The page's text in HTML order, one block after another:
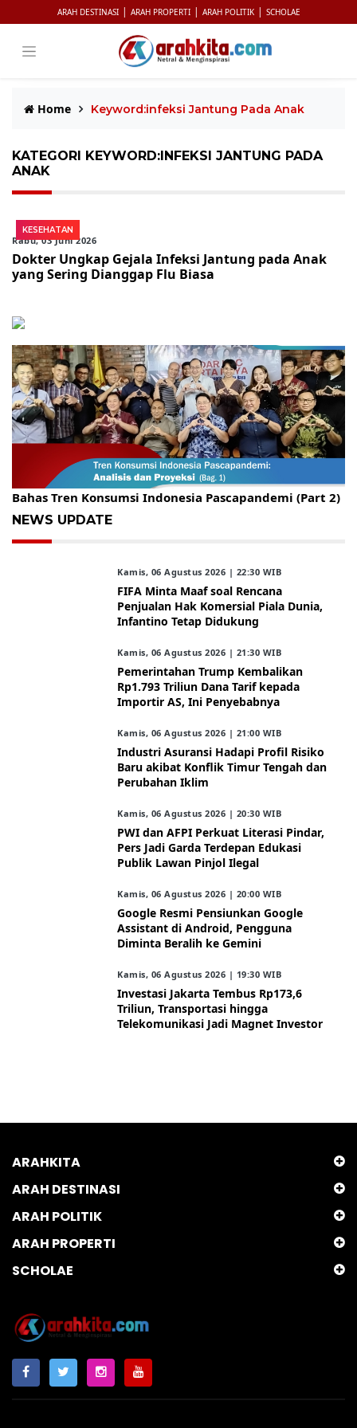
ARAH DESTINASI | ARAH PROPERTI | ARAH POLITIK | SCHOLAE
Home Keyword:infeksi Jantung Pada Anak
KATEGORI KEYWORD:INFEKSI JANTUNG PADA
ANAK
KESEHATAN
Rabu, 03 Juni 2026
Dokter Ungkap Gejala Infeksi Jantung pada Anak
yang Sering Dianggap Flu Biasa
Gelar Kopdar, KBC Jakarta Raya Hadirkan Pakar Ritel
Bahas Tren Konsumsi Indonesia Pascapandemi (Part 2)
NEWS UPDATE
Kamis, 06 Agustus 2026 | 22:30 WIB
FIFA Minta Maaf soal Rencana
Penjualan Hak Komersial Piala Dunia,
Infantino Tetap Didukung
Kamis, 06 Agustus 2026 | 21:30 WIB
Pemerintahan Trump Kembalikan
Rp1.793 Triliun Dana Tarif kepada
Importir AS, Ini Penyebabnya
Kamis, 06 Agustus 2026 | 21:00 WIB
Industri Asuransi Hadapi Profil Risiko
Baru akibat Konflik Timur Tengah dan
Perubahan Iklim
Kamis, 06 Agustus 2026 | 20:30 WIB
PWI dan AFPI Perkuat Literasi Pindar,
Pers Jadi Garda Terdepan Edukasi
Publik Lawan Pinjol Ilegal
Kamis, 06 Agustus 2026 | 20:00 WIB
Google Resmi Pensiunkan Google
Assistant di Android, Pengguna
Diminta Beralih ke Gemini
Kamis, 06 Agustus 2026 | 19:30 WIB
Investasi Jakarta Tembus Rp173,6
Triliun, Transportasi hingga
Telekomunikasi Jadi Magnet Investor
ARAHKITA
ARAH DESTINASI
ARAH POLITIK
ARAH PROPERTI
SCHOLAE